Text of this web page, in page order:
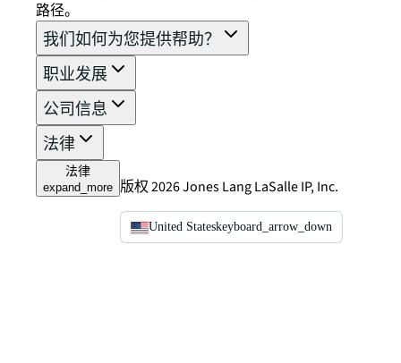
路径。
我们如何为您提供帮助？
职业发展
公司信息
法律
法律
expand_more 版权 2026 Jones Lang LaSalle IP, Inc.
United Stateskeyboard_arrow_down